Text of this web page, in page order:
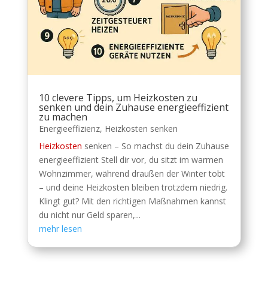
10 clevere Tipps, um Heizkosten zu
senken und dein Zuhause energieeffizient
zu machen
Energieeffizienz, Heizkosten senken
Heizkosten senken – So machst du dein Zuhause
energieeffizient Stell dir vor, du sitzt im warmen
Wohnzimmer, während draußen der Winter tobt
– und deine Heizkosten bleiben trotzdem niedrig.
Klingt gut? Mit den richtigen Maßnahmen kannst
du nicht nur Geld sparen,...
mehr lesen